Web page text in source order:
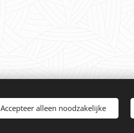
Accepteer alleen noodzakelijke